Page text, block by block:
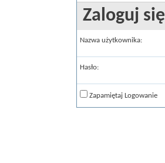
Zaloguj się
Nazwa użytkownika:
Hasło:
Zapamiętaj Logowanie